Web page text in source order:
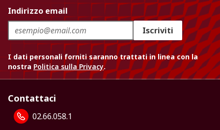
Indirizzo email
Iscriviti
I dati personali forniti saranno trattati in linea con la
nostra Politica sulla Privacy.
Contattaci
02.66.058.1